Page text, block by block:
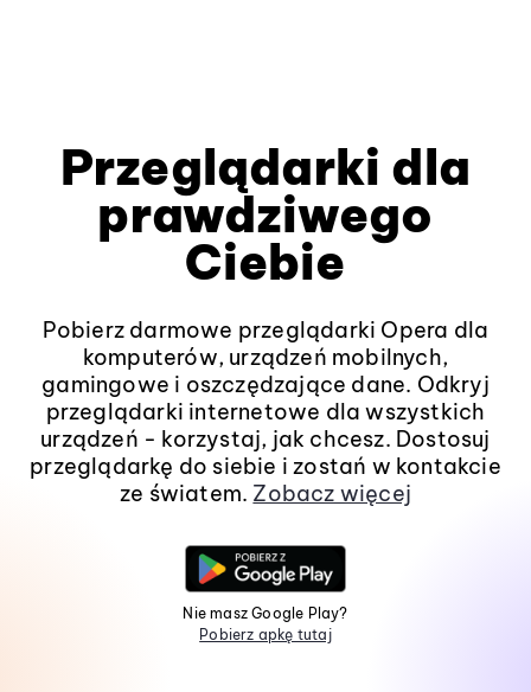
Przeglądarki dla
prawdziwego
Ciebie
Pobierz darmowe przeglądarki Opera dla
komputerów, urządzeń mobilnych,
gamingowe i oszczędzające dane. Odkryj
przeglądarki internetowe dla wszystkich
urządzeń - korzystaj, jak chcesz. Dostosuj
przeglądarkę do siebie i zostań w kontakcie
ze światem. Zobacz więcej
Nie masz Google Play?
Pobierz apkę tutaj